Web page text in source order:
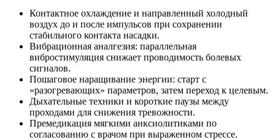
Контактное охлаждение и направленный холодный
воздух до и после импульсов при сохранении
стабильного контакта насадки.
Вибрационная аналгезия: параллельная
вибростимуляция снижает проводимость болевых
сигналов.
Пошаговое наращивание энергии: старт с
«разогревающих» параметров, затем переход к целевым.
Дыхательные техники и короткие паузы между
проходами для снижения тревожности.
Премедикация мягкими анксиолитиками по
согласованию с врачом при выраженном стрессе.